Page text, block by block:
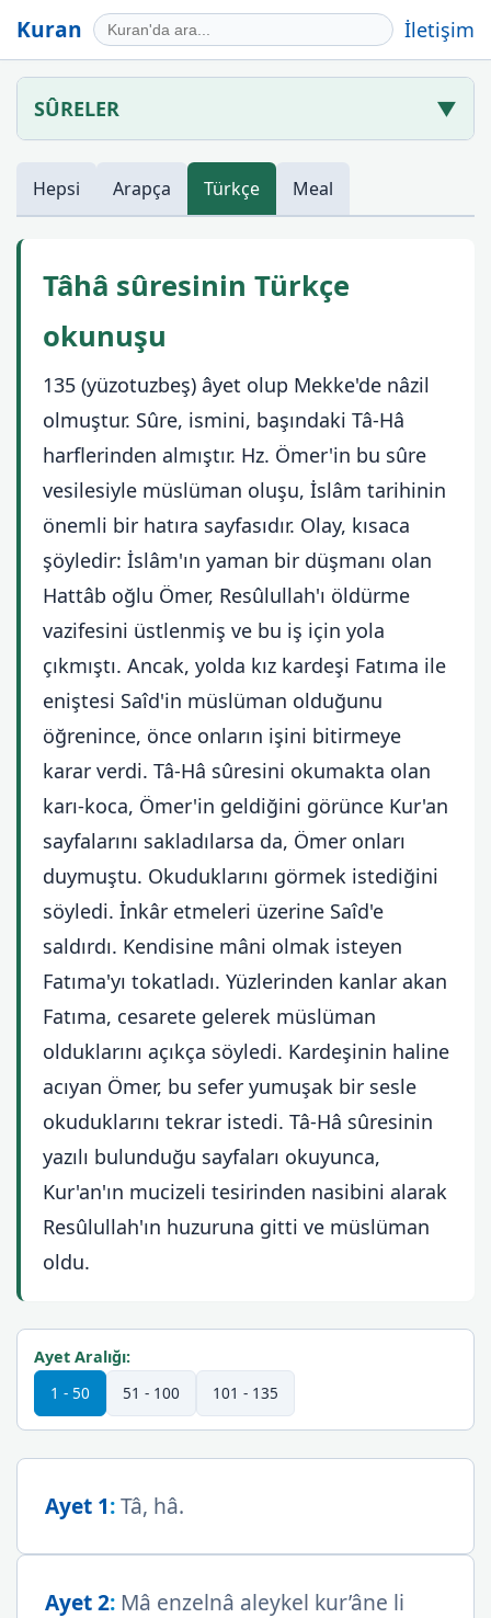
Kuran İletişim
SÛRELER ▼
Hepsi Arapça Türkçe Meal
Tâhâ sûresinin Türkçe
okunuşu
135 (yüzotuzbeş) âyet olup Mekke'de nâzil
olmuştur. Sûre, ismini, başındaki Tâ-Hâ
harflerinden almıştır. Hz. Ömer'in bu sûre
vesilesiyle müslüman oluşu, İslâm tarihinin
önemli bir hatıra sayfasıdır. Olay, kısaca
şöyledir: İslâm'ın yaman bir düşmanı olan
Hattâb oğlu Ömer, Resûlullah'ı öldürme
vazifesini üstlenmiş ve bu iş için yola
çıkmıştı. Ancak, yolda kız kardeşi Fatıma ile
eniştesi Saîd'in müslüman olduğunu
öğrenince, önce onların işini bitirmeye
karar verdi. Tâ-Hâ sûresini okumakta olan
karı-koca, Ömer'in geldiğini görünce Kur'an
sayfalarını sakladılarsa da, Ömer onları
duymuştu. Okuduklarını görmek istediğini
söyledi. İnkâr etmeleri üzerine Saîd'e
saldırdı. Kendisine mâni olmak isteyen
Fatıma'yı tokatladı. Yüzlerinden kanlar akan
Fatıma, cesarete gelerek müslüman
olduklarını açıkça söyledi. Kardeşinin haline
acıyan Ömer, bu sefer yumuşak bir sesle
okuduklarını tekrar istedi. Tâ-Hâ sûresinin
yazılı bulunduğu sayfaları okuyunca,
Kur'an'ın mucizeli tesirinden nasibini alarak
Resûlullah'ın huzuruna gitti ve müslüman
oldu.
Ayet Aralığı:
1 - 50
51 - 100 101 - 135
Ayet 1:Tâ, hâ.
Ayet 2: Mâ enzelnâ aleykel kur’âne li